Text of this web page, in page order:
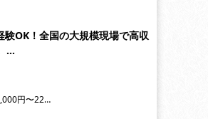
験OK！全国の大規模現場で高収
…
円〜22…